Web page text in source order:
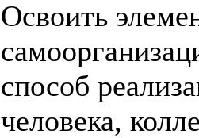
Освоить
способ
человека,